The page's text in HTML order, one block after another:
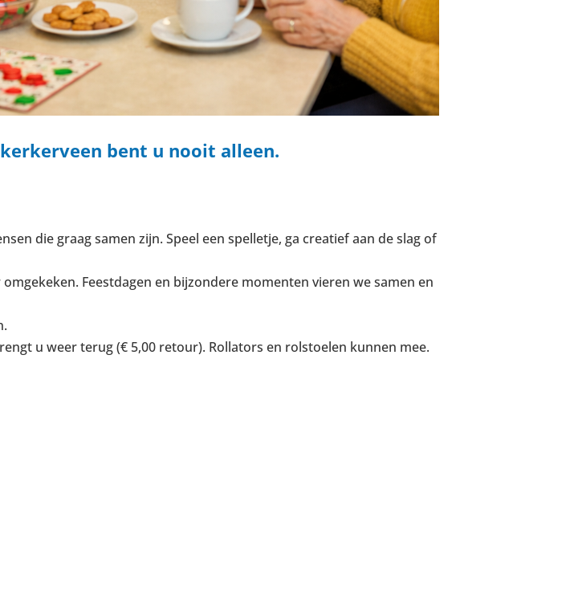
bent u nooit alleen.
die graag samen zijn. Speel een spelletje, ga creatief aan de slag of
Feestdagen en bijzondere momenten vieren we samen en
u weer terug (€ 5,00 retour). Rollators en rolstoelen kunnen mee.